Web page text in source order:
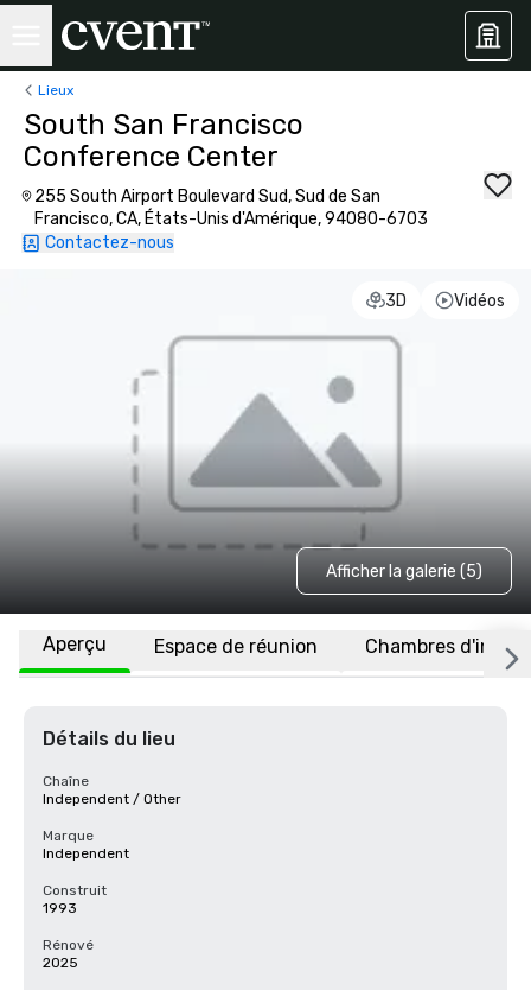
Lieux
South San Francisco
Conference Center
255 South Airport Boulevard Sud, Sud de San
Francisco, CA, États-Unis d'Amérique, 94080-6703
Contactez-nous
3D Vidéos
Afficher la galerie (5)
Aperçu Espace de réunion Chambres
Détails du lieu
Chaîne
Independent / Other
Marque
Independent
Construit
1993
Rénové
2025